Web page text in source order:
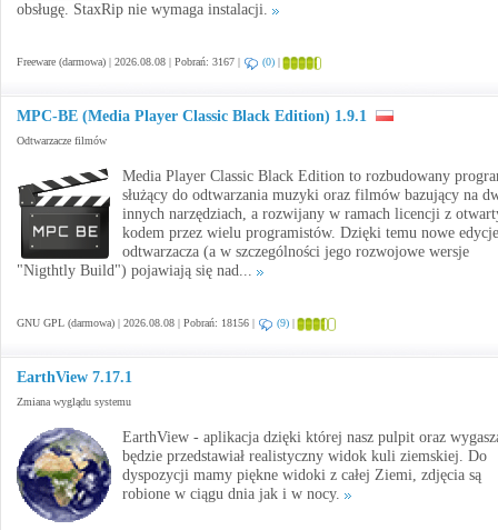
obsługę. StaxRip nie wymaga instalacji.
Freeware (darmowa) | 2026.08.08 | Pobrań: 3167 | (0) |
MPC-BE (Media Player Classic Black Edition) 1.9.1
Odtwarzacze filmów
Media Player Classic Black Edition to rozbudowany
służący do odtwarzania muzyki oraz filmów bazujący na
innych narzędziach, a rozwijany w ramach licencji z
kodem przez wielu programistów. Dzięki temu nowe edycje
odtwarzacza (a w szczególności jego rozwojowe wersje
"Nigthtly Build") pojawiają się nad...
GNU GPL (darmowa) | 2026.08.08 | Pobrań: 18156 | (9) |
EarthView 7.17.1
Zmiana wyglądu systemu
EarthView - aplikacja dzięki której nasz pulpit oraz
będzie przedstawiał realistyczny widok kuli ziemskiej. Do
dyspozycji mamy piękne widoki z całej Ziemi, zdjęcia są
robione w ciągu dnia jak i w nocy.